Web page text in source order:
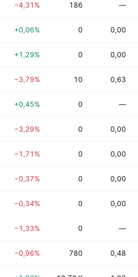
−4,31% 186 —
+0,06% 0 0,00
+1,29% 0 0,00
−3,79% 10 0,63
+0,45% 0 —
−3,29% 0 0,00
−1,71% 0 0,00
−0,37% 0 0,00
−0,34% 0 0,00
−1,33% 0 —
−0,96% 780 0,48